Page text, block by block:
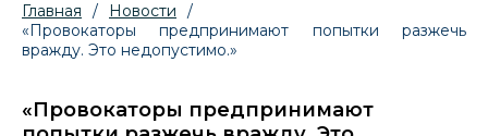
Главная / Новости
/
«Провокаторы предпринимают попытки разжечь
вражду. Это недопустимо.»
«Провокаторы предпринимают